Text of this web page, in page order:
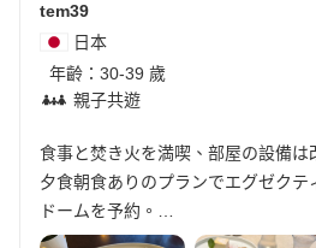
焼きマシュマロやバー利用でピザ
自然はもちろん軽食やお料理もと
とうございました!
クチコミの詳細はこちらから
reviewId=33123478041113
tem39
日本
年齡： 30-39 歲
親子共遊
食事と焚き火を満喫、部屋の設備は
夕食朝食ありのプランでエグゼク
ドームを予約。